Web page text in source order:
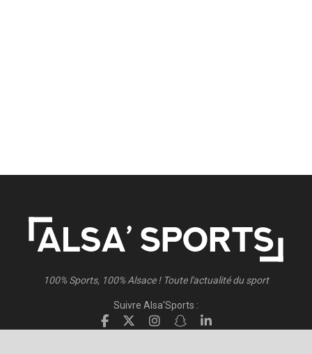
100% Sports, 100% Alsace ! Toute l'actualité du sport
Suivre Alsa'Sports :